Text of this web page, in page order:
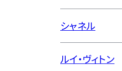
シャネル
ルイ・ヴィトン